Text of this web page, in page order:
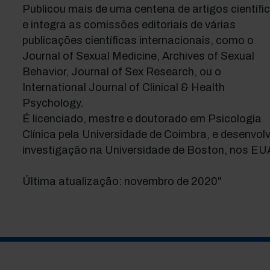
Publicou mais de uma centena de artigos
e integra as comissões editoriais de várias
publicações científicas internacionais, como o
Journal of Sexual Medicine, Archives of Sexual
Behavior, Journal of Sex Research, ou o
International Journal of Clinical & Health
Psychology.
É licenciado, mestre e doutorado em Psicologia
Clínica pela Universidade de Coimbra, e
investigação na Universidade de Boston, nos
Última atualização: novembro de 2020"